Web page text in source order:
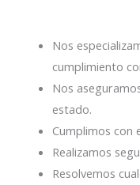
Nos
cumplimiento
Nos
estado.
Cumplimos con
Realizamos
Resolvemos